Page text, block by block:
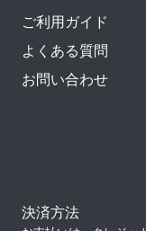
ご利用ガイド
よくある質問
お問い合わせ
決済方法